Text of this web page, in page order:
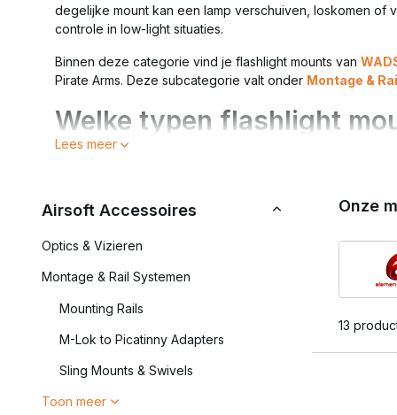
degelijke mount kan een lamp verschuiven, loskomen
controle in low-light situaties.
Binnen deze categorie vind je flashlight mounts van
Pirate Arms. Deze subcategorie valt onder Montage &
Welke typen flashlight
Binnen deze categorie vind je onder andere:
Picatinny flashlight mounts
Offset mounts voor schuine plaatsing
Ring mounts voor verschillende lampdiameters
Offset mounts worden vaak gebruikt om de lamp
Waarom is een goede
Een lamp wordt vaak intensief gebruikt en moet stevig
Lees meer
Airsoft Accessoires
Optics & Vizieren
Montage & Rail Systemen
Mounting Rails
M-Lok to Picatinny Adapters
Sling Mounts & Swivels
Toon meer
Onze
13